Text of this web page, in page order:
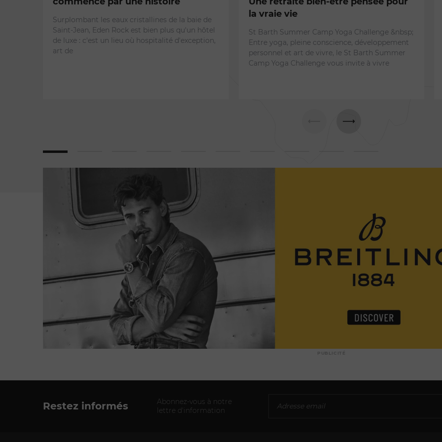
Surplombant les eaux cristallines de la baie de
Saint-Jean, Eden Rock est bien plus qu'un hôtel
de luxe : c'est un lieu où hospitalité d'exception,
art de
la vraie vie
St Barth Summer Camp Yoga Challenge &nbsp;
Entre yoga, pleine conscience, développement
personnel et art de vivre, le St Barth Summer
Camp Yoga Challenge vous invite à vivre
PUBLICITÉ
Restez informés
Abonnez-vous à notre
lettre d'information